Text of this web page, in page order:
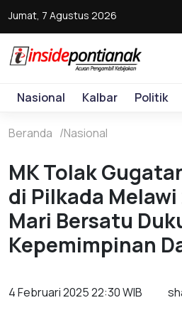
Jumat, 7 Agustus 2026
Nasional Kalbar Politik
Beranda Nasional
MK Tolak
di Pilkada
Mari Bersatu
Kepemimpinan
4 Februari 2025 22:30 WIB